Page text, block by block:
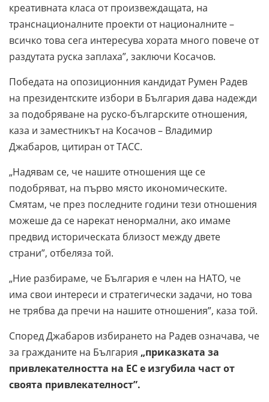
креативната класа от произвеждащата, на
транснационалните проекти от националните –
всичко това сега интересува хората много повече от
раздутата руска заплаха”, заключи Косачов.
Победата на опозиционния кандидат Румен Радев
на президентските избори в България дава надежди
за подобряване на руско-българските отношения,
каза и заместникът на Косачов – Владимир
Джабаров, цитиран от ТАСС.
„Надявам се, че нашите отношения ще се
подобряват, на първо място икономическите.
Смятам, че през последните години тези отношения
можеше да се нарекат ненормални, ако имаме
предвид историческата близост между двете
страни”, отбеляза той.
„Ние разбираме, че България е член на НАТО, че
има свои интереси и стратегически задачи, но това
не трябва да пречи на нашите отношения”, каза той.
Според Джабаров избирането на Радев означава, че
за гражданите на България „приказката за
привлекателността на ЕС е изгубила част от
своята привлекателност”.